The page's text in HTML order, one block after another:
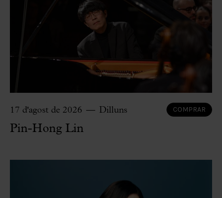
17 d'agost de 2026 Dilluns COMPRAR
Pin-Hong Lin